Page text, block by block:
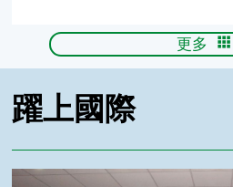
更多
躍上國際
AAALAC認證取得